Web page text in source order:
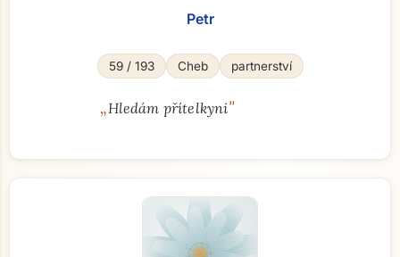
Petr
59 / 193 Cheb partnerství
„Hledám přítelkyni"